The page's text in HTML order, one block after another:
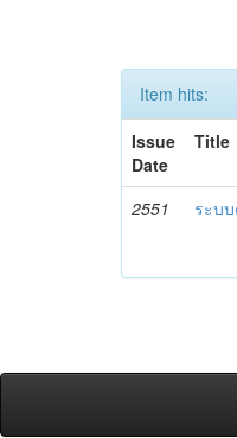
Item hits:
Issue
Date
Title
2551 ระบ